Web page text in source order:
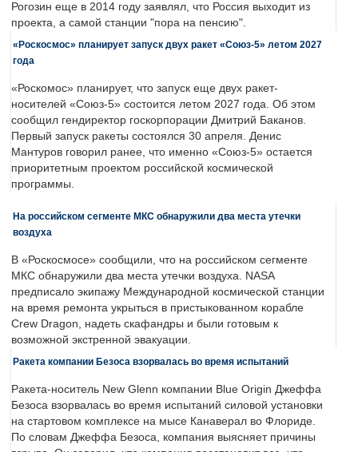
Рогозин еще в 2014 году заявлял, что Россия выходит из
проекта, а самой станции "пора на пенсию".
«Роскосмос» планирует запуск двух ракет «Союз-5» летом 2027
года
«Роскомос» планирует, что запуск еще двух ракет-
носителей «Союз-5» состоится летом 2027 года. Об этом
сообщил гендиректор госкорпорации Дмитрий Баканов.
Первый запуск ракеты состоялся 30 апреля. Денис
Мантуров говорил ранее, что именно «Союз-5» остается
приоритетным проектом российской космической
программы.
На российском сегменте МКС обнаружили два места утечки
воздуха
В «Роскосмосе» сообщили, что на российском сегменте
МКС обнаружили два места утечки воздуха. NASA
предписало экипажу Международной космической станции
на время ремонта укрыться в пристыкованном корабле
Crew Dragon, надеть скафандры и были готовым к
возможной экстренной эвакуации.
Ракета компании Безоса взорвалась во время испытаний
Ракета-носитель New Glenn компании Blue Origin Джеффа
Безоса взорвалась во время испытаний силовой установки
на стартовом комплексе на мысе Канаверал во Флориде.
По словам Джеффа Безоса, компания выясняет причины